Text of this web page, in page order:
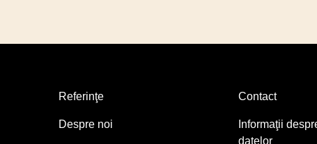
Referinţe
Despre noi
Contact
Informaţii
datelor